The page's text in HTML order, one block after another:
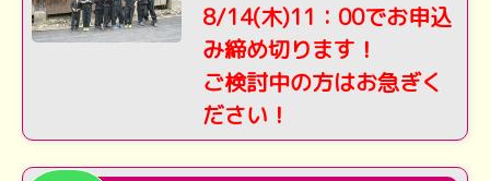
8/14(木)11：00でお申込
み締め切ります！
ご検討中の方はお急ぎく
ださい！